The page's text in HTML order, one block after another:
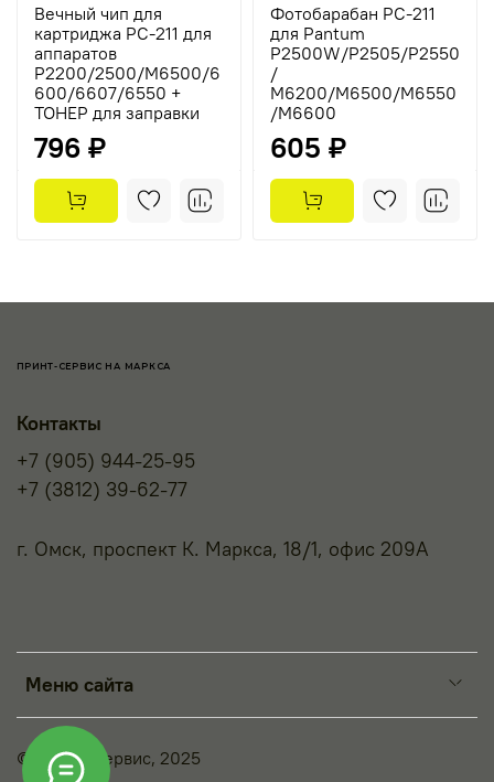
Вечный чип для
картриджа PC-211 для
аппаратов
Р2200/2500/M6500/6
600/6607/6550 +
ТОНЕР для заправки
796 ₽
Фотобарабан PC-211
для Pantum
P2500W/P2505/P2550
/
M6200/M6500/M6550
/M6600
605 ₽
ПРИНТ-СЕРВИС НА МАРКСА
Меню сайта
Контакты
+7 (905) 944-25-95
+7 (3812) 39-62-77
г. Омск, проспект К. Маркса, 18/1, офис 209А
© Принт-Сервис, 2025